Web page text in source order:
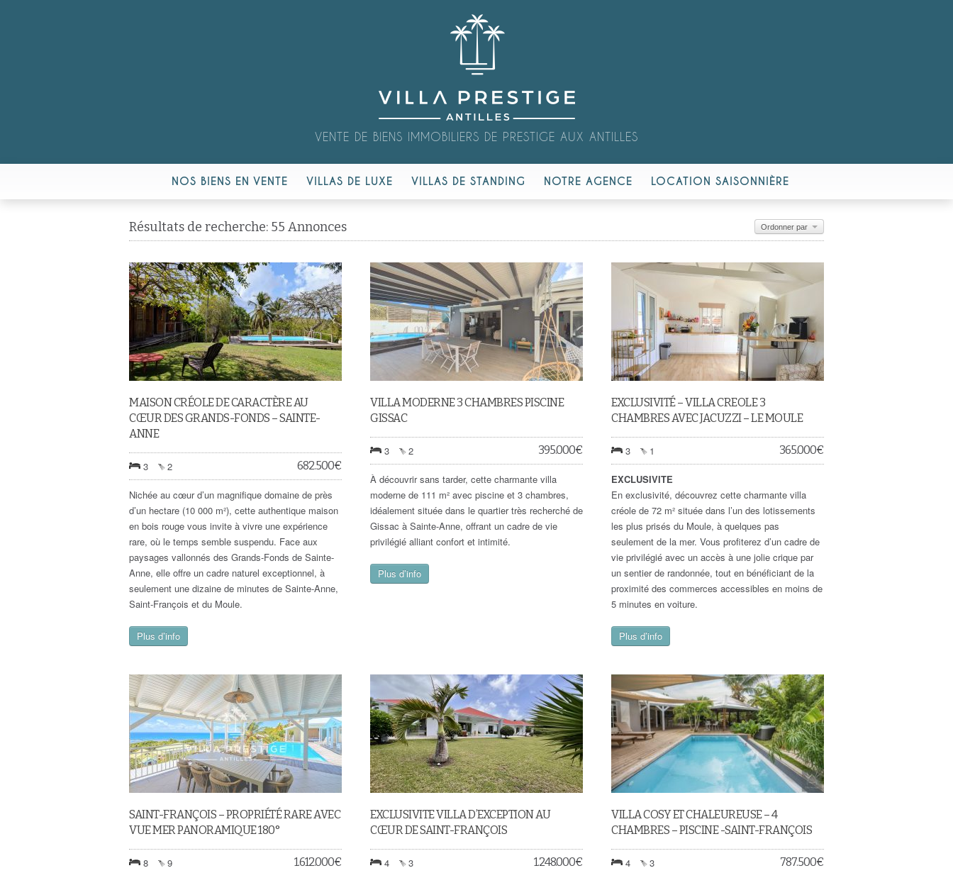
VENTE DE BIENS IMMOBILIERS DE PRESTIGE AUX ANTILLES
NOS BIENS EN VENTE VILLAS DE LUXE VILLAS DE STANDING NOTRE AGENCE LOCATION SAISONNIÈRE
Résultats de recherche: 55 Annonces Ordonner par
MAISON CRÉOLE DE CARACTÈRE AU
CŒUR DES GRANDS-FONDS – SAINTE-
ANNE
3 2 682.500€
Nichée au cœur d’un magnifique domaine de près
d’un hectare (10 000 m²), cette authentique maison
en bois rouge vous invite à vivre une expérience
rare, où le temps semble suspendu. Face aux
paysages vallonnés des Grands-Fonds de Sainte-
Anne, elle offre un cadre naturel exceptionnel, à
seulement une dizaine de minutes de Sainte-Anne,
Saint-François et du Moule.
Plus d’info
VILLA MODERNE 3 CHAMBRES PISCINE
GISSAC
3 2 395.000€
À découvrir sans tarder, cette charmante villa
moderne de 111 m² avec piscine et 3 chambres,
idéalement située dans le quartier très recherché de
Gissac à Sainte-Anne, offrant un cadre de vie
privilégié alliant confort et intimité.
Plus d’info
EXCLUSIVITÉ – VILLA CREOLE 3
CHAMBRES AVEC JACUZZI – LE MOULE
3 1 365.000€
EXCLUSIVITE
En exclusivité, découvrez cette charmante villa
créole de 72 m² située dans l’un des lotissements
les plus prisés du Moule, à quelques pas
seulement de la mer. Vous profiterez d’un cadre de
vie privilégié avec un accès à une jolie crique par
un sentier de randonnée, tout en bénéficiant de la
proximité des commerces accessibles en moins de
5 minutes en voiture.
Plus d’info
SAINT-FRANÇOIS – PROPRIÉTÉ RARE AVEC
VUE MER PANORAMIQUE 180°
8 9 1.612.000€
EXCLUSIVITE VILLA D’EXCEPTION AU
CŒUR DE SAINT-FRANÇOIS
4 3 1.248.000€
VILLA COSY ET CHALEUREUSE – 4
CHAMBRES – PISCINE -SAINT-FRANÇOIS
4 3 787.500€